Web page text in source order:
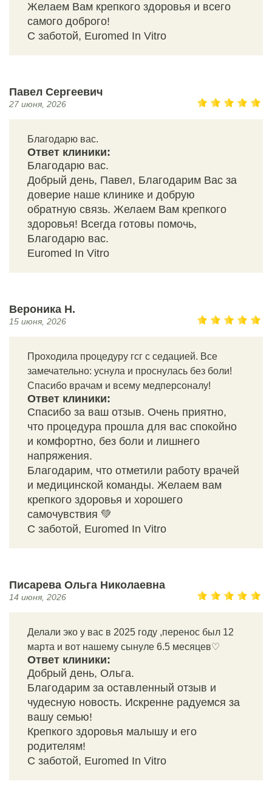
Желаем Вам крепкого здоровья и всего
самого доброго!
С заботой, Euromed In Vitro
Павел Сергеевич
27 июня, 2026
Благодарю вас.
Ответ клиники:
Благодарю вас.
Добрый день, Павел, Благодарим Вас за
доверие наше клинике и добрую
обратную связь. Желаем Вам крепкого
здоровья! Всегда готовы помочь,
Благодарю вас.
Euromed In Vitro
Вероника Н.
15 июня, 2026
Проходила процедуру гсг с седацией. Все
замечательно: уснула и проснулась без боли!
Спасибо врачам и всему медперсоналу!
Ответ клиники:
Спасибо за ваш отзыв. Очень приятно,
что процедура прошла для вас спокойно
и комфортно, без боли и лишнего
напряжения.
Благодарим, что отметили работу врачей
и медицинской команды. Желаем вам
крепкого здоровья и хорошего
самочувствия 💚
С заботой, Euromed In Vitro
Писарева Ольга Николаевна
14 июня, 2026
Делали эко у вас в 2025 году ,перенос был 12
марта и вот нашему сынуле 6.5 месяцев♡
Ответ клиники:
Добрый день, Ольга.
Благодарим за оставленный отзыв и
чудесную новость. Искренне радуемся за
вашу семью!
Крепкого здоровья малышу и его
родителям!
С заботой, Euromed In Vitro